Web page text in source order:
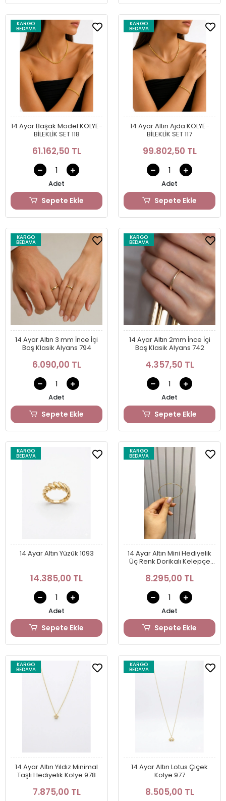
KARGO
BEDAVA
14 Ayar Başak Model KOLYE-
BİLEKLİK SET 118
61.162,50 TL
Adet
Sepete Ekle
KARGO
BEDAVA
14 Ayar Altın Ajda KOLYE-
BİLEKLİK SET 117
99.802,50 TL
Adet
Sepete Ekle
KARGO
BEDAVA
14 Ayar Altın 3 mm İnce İçi
Boş Klasik Alyans 794
6.090,00 TL
Adet
Sepete Ekle
KARGO
BEDAVA
14 Ayar Altın 2mm İnce İçi
Boş Klasik Alyans 742
4.357,50 TL
Adet
Sepete Ekle
KARGO
BEDAVA
14 Ayar Altın Yüzük 1093
14.385,00 TL
Adet
Sepete Ekle
KARGO
BEDAVA
14 Ayar Altın Mini Hediyelik
Üç Renk Dorikalı Kelepçe
8.295,00 TL
Adet
Sepete Ekle
KARGO
BEDAVA
14 Ayar Altın Yıldız Minimal
Taşlı Hediyelik Kolye 978
7.875,00 TL
KARGO
BEDAVA
14 Ayar Altın Lotus Çiçek
Kolye 977
8.505,00 TL